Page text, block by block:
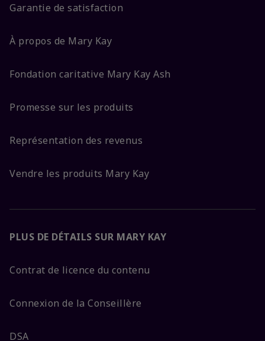
Garantie de satisfaction
À propos de Mary Kay
Fondation caritative Mary Kay Ash
Promesse sur les produits
Représentation des revenus
Vendre les produits Mary Kay
PLUS DE DÉTAILS SUR MARY KAY
Contrat de licence du contenu
Connexion de la Conseillère
DSA